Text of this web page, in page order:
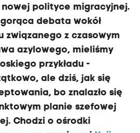
nowej polityce migracyjnej.
debata wokół
związanego z czasowym
azylowego, mieliśmy
przykładu -
ale dziś, jak się
bo znalazło się
planie szefowej
Chodzi o ośrodki